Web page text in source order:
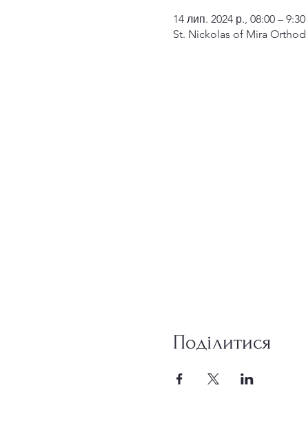
14 лип. 2024 р., 08:00 – 9:30
St. Nickolas of Mira
Поділитися